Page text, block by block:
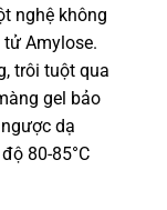
nghệ không
Amylose.
trôi tuột qua
gel bảo
dạ
80-85°C